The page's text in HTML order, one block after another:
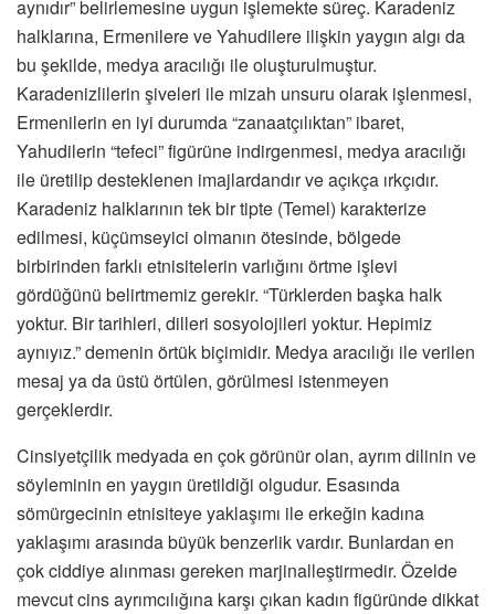
aynıdır” belirlemesine uygun işlemekte süreç. Karadeniz
halklarına, Ermenilere ve Yahudilere ilişkin yaygın algı da
bu şekilde, medya aracılığı ile oluşturulmuştur.
Karadenizlilerin şiveleri ile mizah unsuru olarak işlenmesi,
Ermenilerin en iyi durumda “zanaatçılıktan” ibaret,
Yahudilerin “tefeci” figürüne indirgenmesi, medya aracılığı
ile üretilip desteklenen imajlardandır ve açıkça ırkçıdır.
Karadeniz halklarının tek bir tipte (Temel) karakterize
edilmesi, küçümseyici olmanın ötesinde, bölgede
birbirinden farklı etnisitelerin varlığını örtme işlevi
gördüğünü belirtmemiz gerekir. “Türklerden başka halk
yoktur. Bir tarihleri, dilleri sosyolojileri yoktur. Hepimiz
aynıyız.” demenin örtük biçimidir. Medya aracılığı ile verilen
mesaj ya da üstü örtülen, görülmesi istenmeyen
gerçeklerdir.
Cinsiyetçilik medyada en çok görünür olan, ayrım dilinin ve
söyleminin en yaygın üretildiği olgudur. Esasında
sömürgecinin etnisiteye yaklaşımı ile erkeğin kadına
yaklaşımı arasında büyük benzerlik vardır. Bunlardan en
çok ciddiye alınması gereken marjinalleştirmedir. Özelde
mevcut cins ayrımcılığına karşı çıkan kadın figüründe dikkat